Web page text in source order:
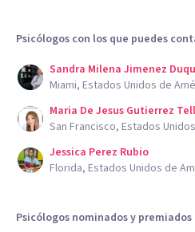
Psicólogos con los que puedes
Sandra Milena Jimenez
Miami, Estados Unidos de
Maria De Jesus Gutierrez
San Francisco, Estados
Jessica Perez Rubio
Florida, Estados Unidos de
Psicólogos nominados y premiados